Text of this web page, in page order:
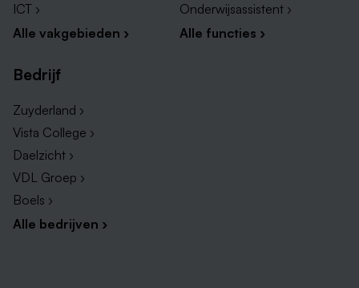
ICT ›
Alle vakgebieden ›
Onderwijsassistent ›
Alle functies ›
Bedrijf
Zuyderland ›
Vista College ›
Daelzicht ›
VDL Groep ›
Boels ›
Alle bedrijven ›